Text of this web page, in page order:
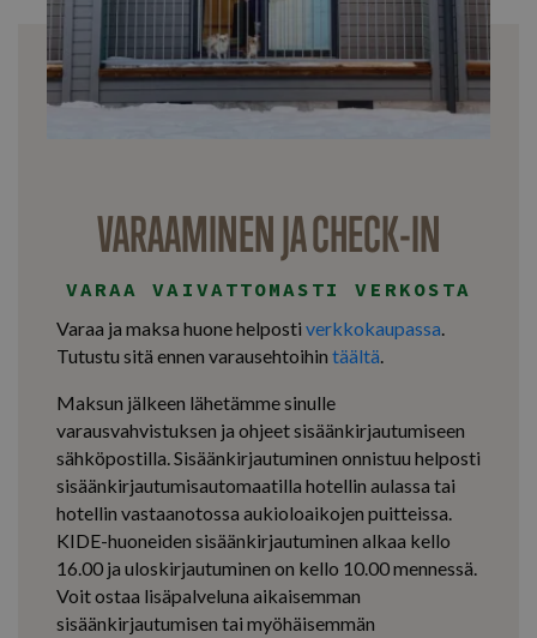
VARAAMINEN JA CHECK-IN
VARAA VAIVATTOMASTI VERKOSTA
Varaa ja maksa huone helposti verkkokaupassa.
Tutustu sitä ennen varausehtoihin täältä.
Maksun jälkeen lähetämme sinulle
varausvahvistuksen ja ohjeet sisäänkirjautumiseen
sähköpostilla. Sisäänkirjautuminen onnistuu helposti
sisäänkirjautumisautomaatilla hotellin aulassa tai
hotellin vastaanotossa aukioloaikojen puitteissa.
KIDE-huoneiden sisäänkirjautuminen alkaa kello
16.00 ja uloskirjautuminen on kello 10.00 mennessä.
Voit ostaa lisäpalveluna aikaisemman
sisäänkirjautumisen tai myöhäisemmän